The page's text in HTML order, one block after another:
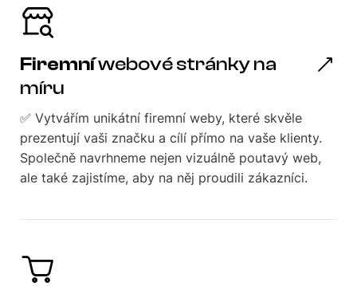
Firemníwebové stránky na
míru
✅ Vytvářím unikátní firemní weby, které skvěle
prezentují vaši značku a cílí přímo na vaše klienty.
Společně navrhneme nejen vizuálně poutavý web,
ale také zajistíme, aby na něj proudili zákazníci.